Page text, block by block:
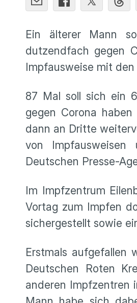
Ein älterer Mann
dutzendfach gegen
Impfausweise mit
87 Mal soll sich ein
gegen Corona
dann an Dritte
von Impfausweisen
Deutschen Presse-
Im Impfzentrum
Vortag zum Impfen
sichergestellt sowie
Erstmals aufgefallen
Deutschen Roten
anderen Impfzentren